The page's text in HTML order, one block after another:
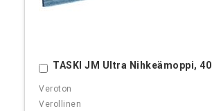
TASKI JM Ultra Nihkeämoppi,
Ostoskoriin